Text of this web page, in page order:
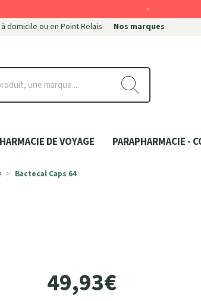
domicile ou en Point Relais Nos marques
DE VOYAGE PARAPHARMACIE -
Bactecal Caps 64
49,93€